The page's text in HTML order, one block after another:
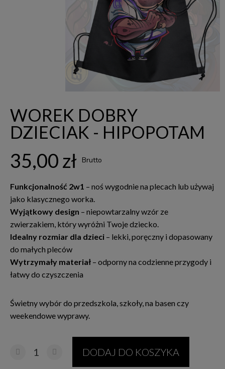
WOREK DOBRY
DZIECIAK - HIPOPOTAM
35,00 zł Brutto
Funkcjonalność 2w1 – noś wygodnie na plecach lub używaj
jako klasycznego worka.
Wyjątkowy design – niepowtarzalny wzór ze
zwierzakiem, który wyróżni Twoje dziecko.
Idealny rozmiar dla dzieci – lekki, poręczny i dopasowany
do małych pleców
Wytrzymały materiał – odporny na codzienne przygody i
łatwy do czyszczenia
Świetny wybór do przedszkola, szkoły, na basen czy
weekendowe wyprawy.
DODAJ DO KOSZYKA